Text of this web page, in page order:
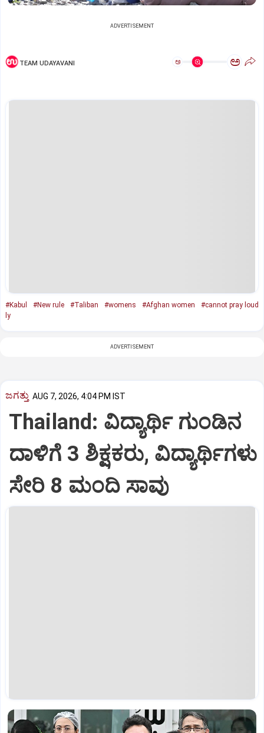
ADVERTISEMENT
TEAM UDAYAVANI ಅ ಅ
#Kabul #New rule #Taliban #womens #Afghan women
#cannot pray loud
ly
ADVERTISEMENT
ಜಗತ್ತು AUG 7, 2026, 4:04 PM IST
Thailand: ವಿದ್ಯಾರ್ಥಿ ಗುಂಡಿನ
ದಾಳಿಗೆ 3 ಶಿಕ್ಷಕರು, ವಿದ್ಯಾರ್ಥಿಗಳು
ಸೇರಿ 8 ಮಂದಿ ಸಾವು